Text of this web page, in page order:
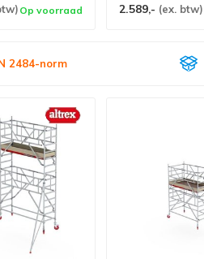
Op voorraad 2.589,- (ex. btw)